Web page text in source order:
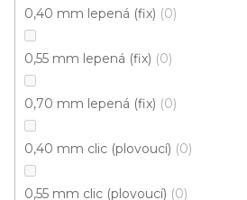
0,40 mm lepená (fix) 0
0,55 mm lepená (fix) 0
0,70 mm lepená (fix) 0
0,40 mm clic (plovoucí) 0
0,55 mm clic (plovoucí) 0
579 Kč
cena:
Fix Standard D (lepená)
Cenový hit